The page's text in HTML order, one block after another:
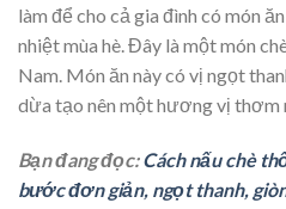
làm để cho cả gia đình có món
nhiệt mùa hè. Đây là một món
Nam. Món ăn này có vị ngọt
dừa tạo nên một hương vị thơm
Bạn đang đọc:Cách nấu chè
bước đơn giản, ngọt thanh,